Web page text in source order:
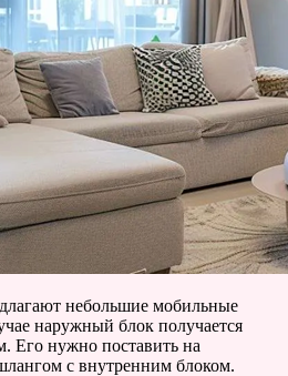
небольшие мобильные
наружный блок получается
нужно поставить на
с внутренним блоком.